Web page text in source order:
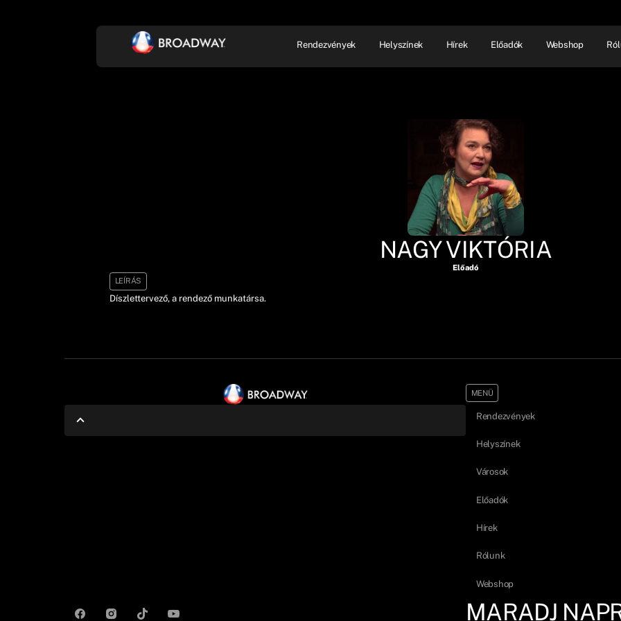
Rendezvények Helyszínek Hírek Előadók Webshop
NAGY VIKTÓRIA
Előadó
LEÍRÁS
Díszlettervező, a rendező munkatársa.
MENÜ
Rendezvények
Helyszínek
Városok
Előadók
Hírek
Rólunk
Webshop
MARADJ